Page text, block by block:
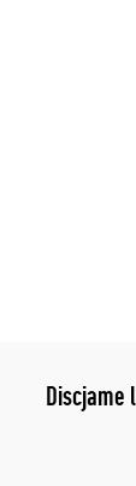
Discjame